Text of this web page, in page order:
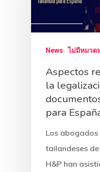
News ไม่มีหมวด
Aspectos
la
para
Los
tailandeses
H&P han